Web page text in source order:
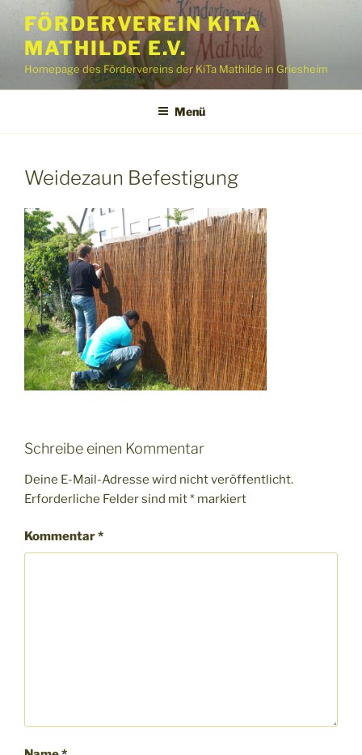
Inhalt
springen
FÖRDERVEREIN KITA
MATHILDE E.V.
Homepage des Fördervereins der KiTa Mathilde in Griesheim
Menü
Weidezaun Befestigung
Schreibe einen Kommentar
Deine E-Mail-Adresse wird nicht veröffentlicht.
Erforderliche Felder sind mit* markiert
Kommentar*